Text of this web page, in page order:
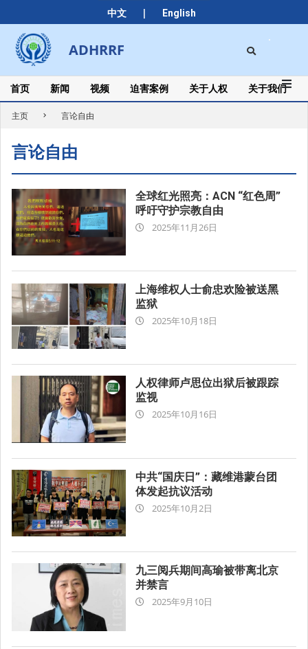
中文 | English
to
content
ADHRRF
Secondary
Navigation
Menu
首页 新闻 视频 迫害案例 关于人权 关于我们
主页 言论自由
言论自由
全球红光照亮：ACN “红色周”
呼吁守护宗教自由
2025-2025年11月26日
上海维权人士俞忠欢险被送黑
监狱
2025-2025年10月18日
人权律师卢思位出狱后被跟踪
监视
2025-2025年10月16日
中共“国庆日”：藏维港蒙台团
体发起抗议活动
2025-2025年10月2日
九三阅兵期间高瑜被带离北京
并禁言
2025-2025年9月10日